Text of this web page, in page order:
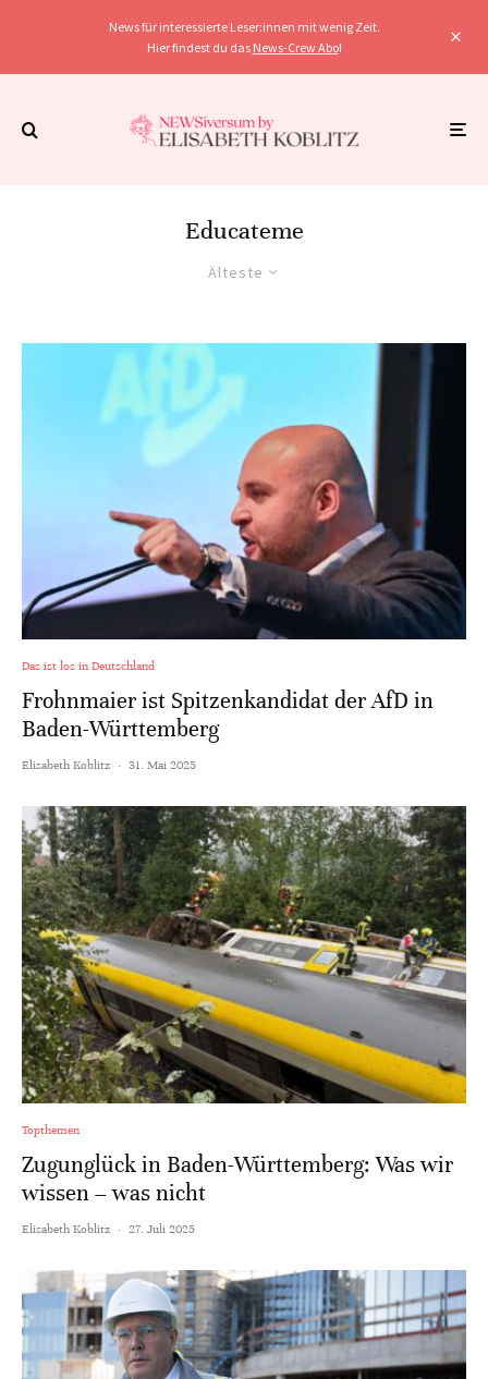
News für interessierte Leser:innen mit wenig Zeit.
Hier findest du das News-Crew Abo!
Educateme
Älteste
Das ist los in Deutschland
Frohnmaier ist Spitzenkandidat der AfD in
Baden-Württemberg
Elisabeth Koblitz · 31. Mai 2025
Topthemen
Zugunglück in Baden-Württemberg: Was wir
wissen – was nicht
Elisabeth Koblitz · 27. Juli 2025